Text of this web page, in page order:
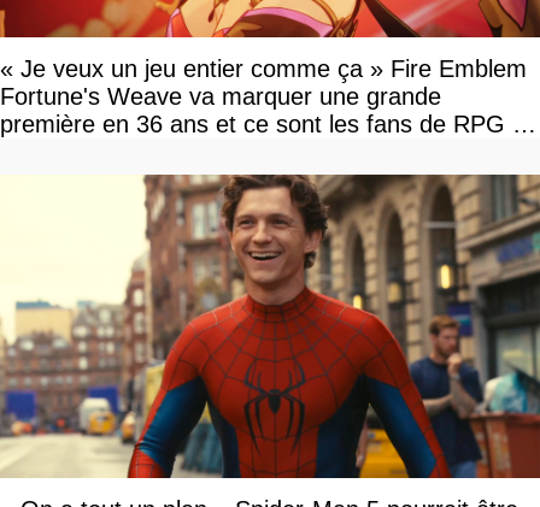
« Je veux un jeu entier comme ça » Fire Emblem
Fortune's Weave va marquer une grande
première en 36 ans et ce sont les fans de RPG en